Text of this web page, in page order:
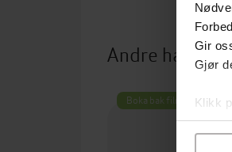
Gir
Gjør
Klikk
Andre har
Boka bak filmen